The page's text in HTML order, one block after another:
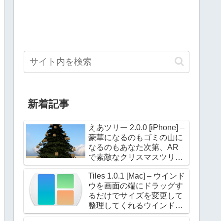
新着記事
えあツリー 2.0.0 [iPhone] –
豪華になるのもゴミの山に
なるのもあなた次第、AR
で素敵なクリスマスツリー
を飾ろう！
Tiles 1.0.1 [Mac] – ウインド
ウを画面の端にドラッグす
るだけでサイズを変更して
整理してくれるウインドウ
マネージャー